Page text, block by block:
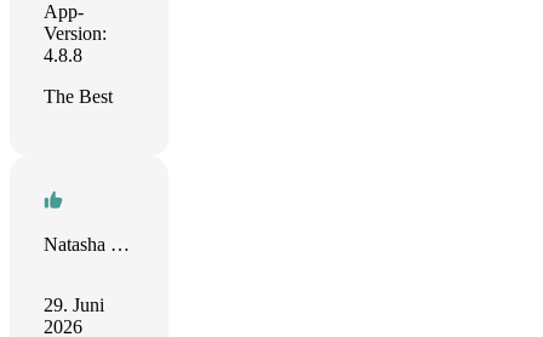
App-
Version:
4.8.8
The Best
Natasha Rodriguez-Bacchus
29. Juni
2026